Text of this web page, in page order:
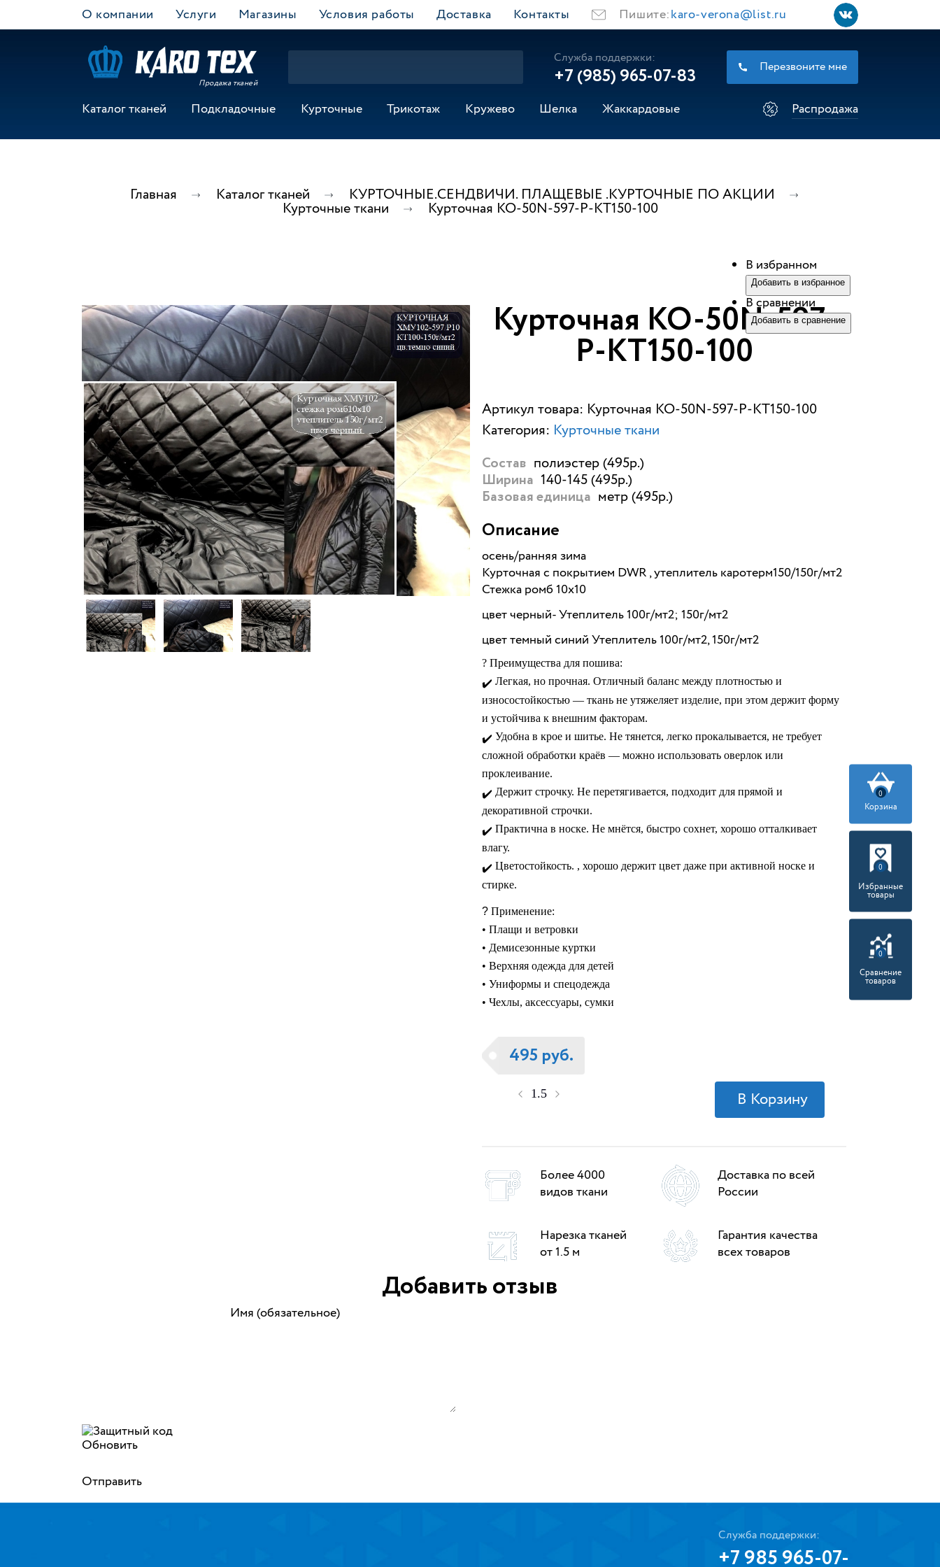
О компании Услуги Магазины Условия работы Доставка Контакты Пишите:karo-verona@list.ru
Продажа тканей
Служба поддержки:
+7 (985) 965-07-83
Перезвоните мне
Каталог тканей Подкладочные Курточные Трикотаж Кружево Шелка Жаккардовые Распродажа
Главная Каталог тканей КУРТОЧНЫЕ.СЕНДВИЧИ. ПЛАЩЕВЫЕ .КУРТОЧНЫЕ ПО АКЦИИ
Курточные ткани Курточная КО-50N-597-Р-КТ150-100
Курточная КО-50N-597-
Р-КТ150-100
Артикул товара: Курточная КО-50N-597-Р-КТ150-100
Категория: Курточные ткани
Состав полиэстер (495р.)
Ширина 140-145 (495р.)
Базовая единица метр (495р.)
Описание
осень/ранняя зима
Курточная с покрытием DWR , утеплитель каротерм150/150г/мт2
Стежка ромб 10х10
цвет черный- Утеплитель 100г/мт2; 150г/мт2
цвет темный синий Утеплитель 100г/мт2, 150г/мт2
? Преимущества для пошива:
✔️ Легкая, но прочная. Отличный баланс между плотностью и
износостойкостью — ткань не утяжеляет изделие, при этом держит форму
и устойчива к внешним факторам.
✔️ Удобна в крое и шитье. Не тянется, легко прокалывается, не требует
сложной обработки краёв — можно использовать оверлок или
проклеивание.
✔️ Держит строчку. Не перетягивается, подходит для прямой и
декоративной строчки.
✔️ Практична в носке. Не мнётся, быстро сохнет, хорошо отталкивает
влагу.
✔️ Цветостойкость. , хорошо держит цвет даже при активной носке и
стирке.
? Применение:
• Плащи и ветровки
• Демисезонные куртки
• Верхняя одежда для детей
• Униформы и спецодежда
• Чехлы, аксессуары, сумки
495 руб.
В избранном
Добавить в избранное
В сравнении
Добавить в сравнение
Более 4000
видов ткани
Доставка по всей
России
Нарезка тканей
от 1.5 м
Гарантия качества
всех товаров
Добавить отзыв
Имя (обязательное)
Обновить
Отправить
0
Корзина
0
Избранные
товары
0
Сравнение
товаров
Служба поддержки:
+7 985 965-07-